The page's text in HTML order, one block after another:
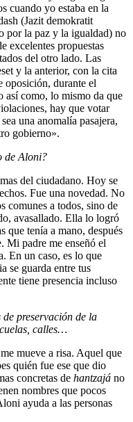
cuando yo estaba en la
(Jazit demokratit
por la paz y la igualdad) no
excelentes propuestas
del otro lado. Las
y la anterior, con la cita
oposición, durante el
así como, lo mismo da que
hay que votar
una anomalía pasajera,
gobierno».
de Aloni?
del ciudadano. Hoy se
Fue una novedad. No
comunes a todos, sino de
avasallado. Ella lo logró
que tenía a mano, después
Mi padre me enseñó el
En un caso, es lo que
se guarda entre tus
tiene presencia incluso
preservación de la
calles…
me mueve a risa. Aquel que
quién fue ese que dio
concretas de hantzajá no
nombres que pocos
ayuda a las personas